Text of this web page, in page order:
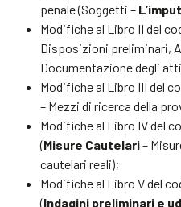
penale (Soggetti –
Modifiche al Libro II del
Disposizioni preliminari,
Documentazione degli
Modifiche al Libro III del
– Mezzi di ricerca della
Modifiche al Libro IV del
(Misure Cautelari–
cautelari reali);
Modifiche al Libro V del
(Indagini preliminari e